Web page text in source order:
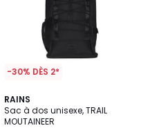
-30% DÈS 2*
RAINS
Sac à dos unisexe, TRAIL
MOUTAINEER